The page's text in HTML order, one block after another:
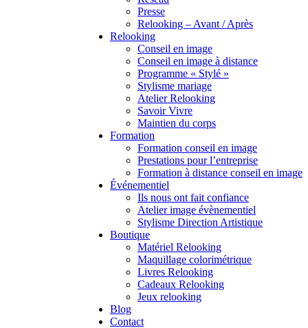
Presse
Relooking – Avant / Après
Relooking
Conseil en image
Conseil en image à distance
Programme « Stylé »
Stylisme mariage
Atelier Relooking
Savoir Vivre
Maintien du corps
Formation
Formation conseil en image
Prestations pour l’entreprise
Formation à distance conseil en image
Événementiel
Ils nous ont fait confiance
Atelier image évènementiel
Stylisme Direction Artistique
Boutique
Matériel Relooking
Maquillage colorimétrique
Livres Relooking
Cadeaux Relooking
Jeux relooking
Blog
Contact